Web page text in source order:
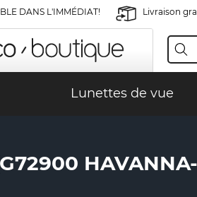
DANS L'IMMÉDIAT! Livraison
Lunettes de vue
HAVANNA-